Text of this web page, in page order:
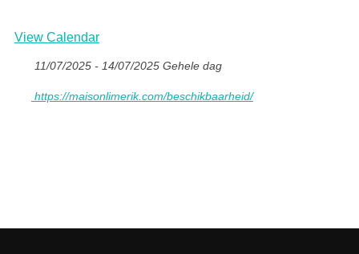
View Calendar
11/07/2025 - 14/07/2025 Gehele dag
https://maisonlimerik.com/beschikbaarheid/